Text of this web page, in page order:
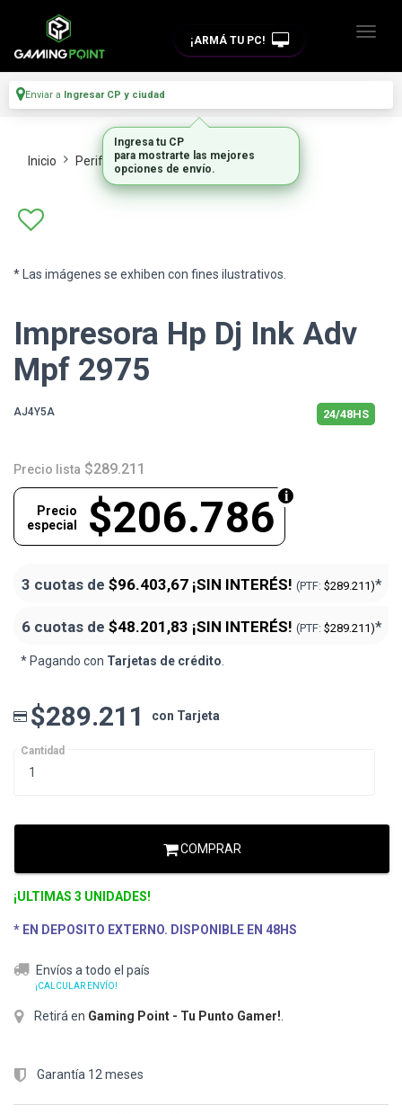
¡ARMÁ TU PC!
Enviar a Ingresar CP y ciudad
Inicio Perifericos Impresoras
* Las imágenes se exhiben con fines ilustrativos.
Impresora Hp Dj Ink Adv
Mpf 2975
AJ4Y5A 24/48HS
Precio lista $289.211
$206.786
Precio
especial
3 cuotas de $96.403,67 ¡SIN INTERÉS! (PTF: $289.211)*
6 cuotas de $48.201,83 ¡SIN INTERÉS! (PTF: $289.211)*
* Pagando con Tarjetas de crédito.
$289.211 con Tarjeta
Cantidad
COMPRAR
¡ULTIMAS 3 UNIDADES!
* EN DEPOSITO EXTERNO. DISPONIBLE EN 48HS
Envíos a todo el país
¡CALCULAR ENVÍO!
Retirá en Gaming Point - Tu Punto Gamer!
Garantía 12 meses
Ingresa tu CP
para mostrarte las mejores
opciones de envío.